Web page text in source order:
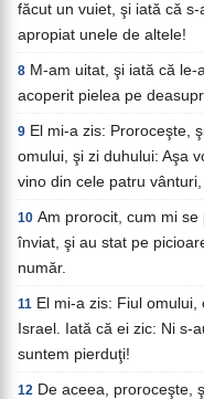
făcut un vuiet, şi iată că
apropiat unele de altele!
8 M-am uitat, şi iată că
acoperit pielea pe
9 El mi-a zis: Proroceşte,
omului, şi zi duhului: Aşa
vino din cele patru
10 Am prorocit, cum mi
înviat, şi au stat pe
număr.
11 El mi-a zis: Fiul
Israel. Iată că ei zic: Ni s-
suntem pierduţi!
12 De aceea, proroceşte,